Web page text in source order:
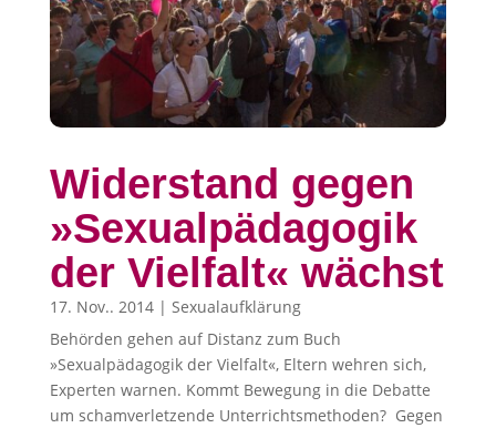
Widerstand gegen
»Sexualpädagogik
der Vielfalt« wächst
17. Nov.. 2014| Sexualaufklärung
Behörden gehen auf Distanz zum Buch
»Sexualpädagogik der Vielfalt«, Eltern wehren sich,
Experten warnen. Kommt Bewegung in die Debatte
um schamverletzende Unterrichtsmethoden? Gegen